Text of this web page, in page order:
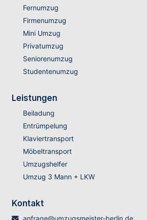
Fernumzug
Firmenumzug
Mini Umzug
Privatumzug
Seniorenumzug
Studentenumzug
Leistungen
Beiladung
Entrümpelung
Klaviertransport
Möbeltransport
Umzugshelfer
Umzug 3 Mann + LKW
Kontakt